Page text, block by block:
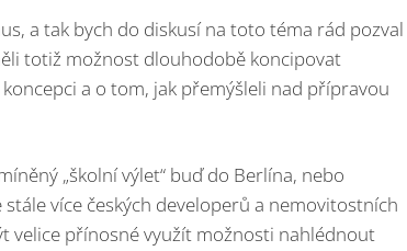
a tak bych do diskusí na toto téma rád pozval
totiž možnost dlouhodobě koncipovat
a o tom, jak přemýšleli nad přípravou
„školní výlet“ buď do Berlína, nebo
více českých developerů a nemovitostních
velice přínosné využít možnosti nahlédnout